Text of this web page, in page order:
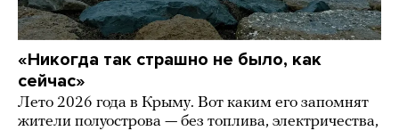
«Никогда так страшно не было, как
сейчас»
Лето 2026 года в Крыму. Вот каким его запомнят
жители полуострова — без топлива, электричества,